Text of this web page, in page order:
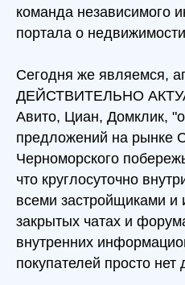
команда независимого
портала о
Сегодня же являемся,
ДЕЙСТВИТЕЛЬНО
Авито, Циан, Домклик,
предложений на рынке
Черноморского
что круглосуточно
всеми застройщиками и
закрытых чатах и
внутренних
покупателей просто нет